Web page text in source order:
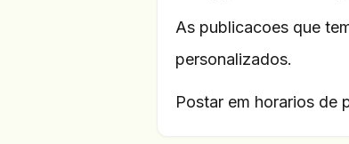
As publicacoes que
personalizados.
Postar em horarios de